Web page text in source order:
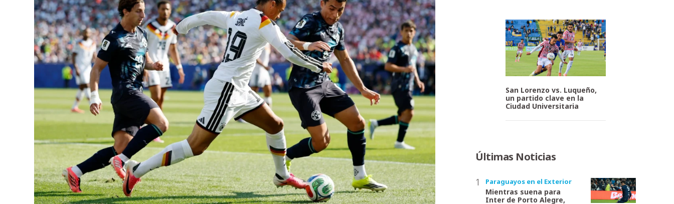
San Lorenzo vs. Luqueño,
un partido clave en la
Ciudad Universitaria
Últimas Noticias
Paraguayos en el Exterior
Mientras suena para
Inter de Porto Alegre,